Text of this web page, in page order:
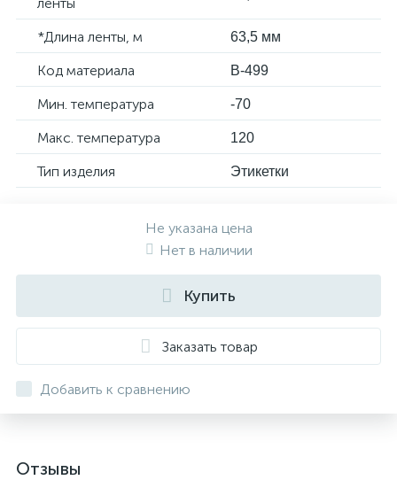
*Длина ленты, м 63,5 мм
Код материала B-499
Мин. температура -70
Макс. температура 120
Тип изделия Этикетки
Не указана цена
Нет в наличии
Купить
Заказать товар
Добавить к сравнению
Отзывы